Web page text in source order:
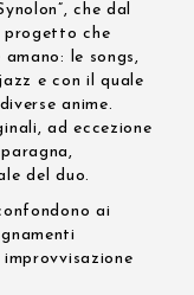
che dal
progetto che
le songs,
e con il quale
anime.
ad eccezione
del duo.
ai